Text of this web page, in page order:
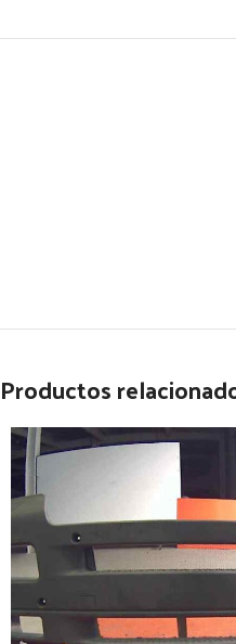
Productos